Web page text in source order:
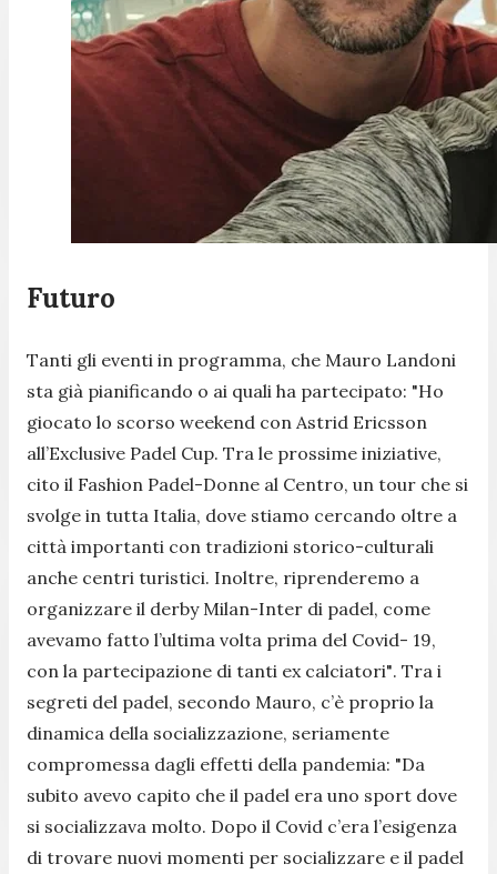
Futuro
Tanti gli eventi in programma, che Mauro Landoni
sta già pianificando o ai quali ha partecipato: "Ho
giocato lo scorso weekend con Astrid Ericsson
all’Exclusive Padel Cup. Tra le prossime iniziative,
cito il Fashion Padel-Donne al Centro, un tour che si
svolge in tutta Italia, dove stiamo cercando oltre a
città importanti con tradizioni storico-culturali
anche centri turistici. Inoltre, riprenderemo a
organizzare il derby Milan-Inter di padel, come
avevamo fatto l’ultima volta prima del Covid- 19,
con la partecipazione di tanti ex calciatori". Tra i
segreti del padel, secondo Mauro, c’è proprio la
dinamica della socializzazione, seriamente
compromessa dagli effetti della pandemia: "Da
subito avevo capito che il padel era uno sport dove
si socializzava molto. Dopo il Covid c’era l’esigenza
di trovare nuovi momenti per socializzare e il padel